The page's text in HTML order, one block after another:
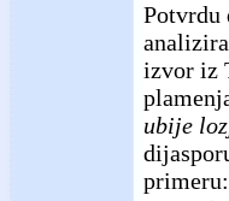
Potvrdu
izvor iz
ubije
primeru: